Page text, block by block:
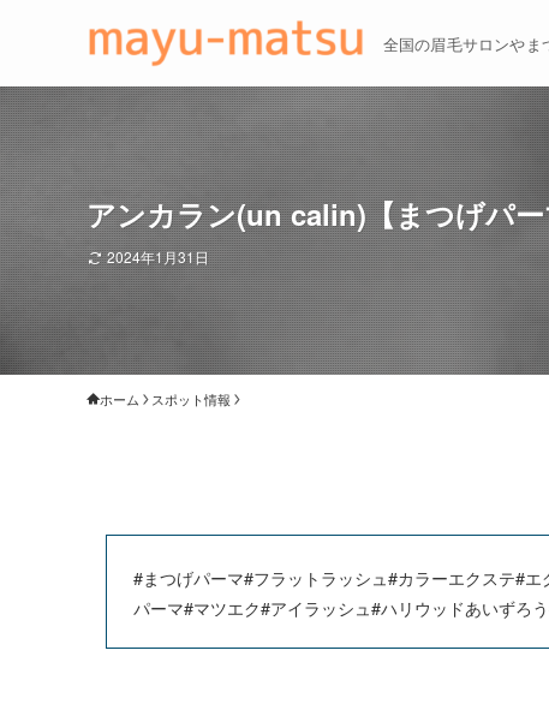
全国の眉毛サロンやま
アンカラン(un calin)【まつげパー
2024年1月31日
ホーム スポット情報
#まつげパーマ#フラットラッシュ#カラーエクステ#
パーマ#マツエク#アイラッシュ#ハリウッドあいずろ